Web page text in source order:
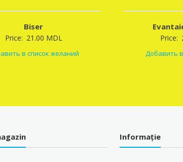
Biser
Price: 21.00 MDL
в список желаний
Price:
Добавить
Informație